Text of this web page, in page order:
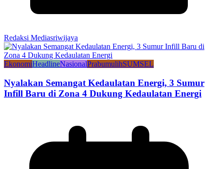
Redaksi Mediasriwijaya
EkonomiHeadlineNasionalPrabumulihSUMSEL
Nyalakan Semangat Kedaulatan Energi, 3 Sumur
Infill Baru di Zona 4 Dukung Kedaulatan Energi